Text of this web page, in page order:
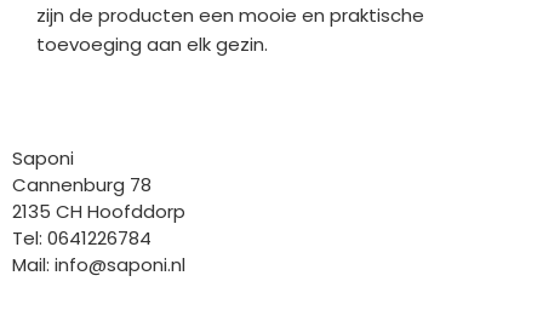
zijn de producten een mooie en praktische
toevoeging aan elk gezin.
Saponi
Cannenburg 78
2135 CH Hoofddorp
Tel: 0641226784
Mail: info@saponi.nl